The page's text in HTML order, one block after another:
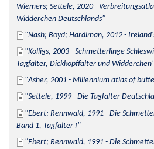
Wiemers; Settele, 2020 -
Widderchen Deutschlands
Nash; Boyd; Hardiman, 2012 -
Kolligs, 2003 - Schmetterlinge
Tagfalter, Dickkopffalter und Widderchen
Asher, 2001 - Millennium atlas of
Settele, 1999 - Die Tagfalter
Ebert; Rennwald, 1991 - Die
Band 1, Tagfalter I
Ebert; Rennwald, 1991 - Die